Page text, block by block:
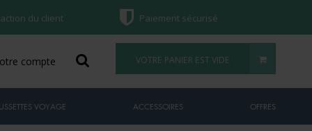
du client Paiement sécurisé
VOTRE PANIER EST VIDE
compte
VOYAGE ACCESSOIRES OFFRES